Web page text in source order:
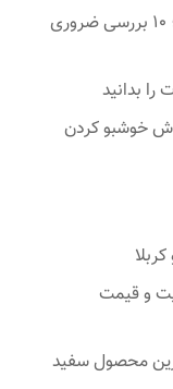
چک‌لیست افتتاح حساب واقعی فارکس؛ ۱۰ بررسی ضروری
بدانید
خوشبو کردن
و قیمت
محصول سفید